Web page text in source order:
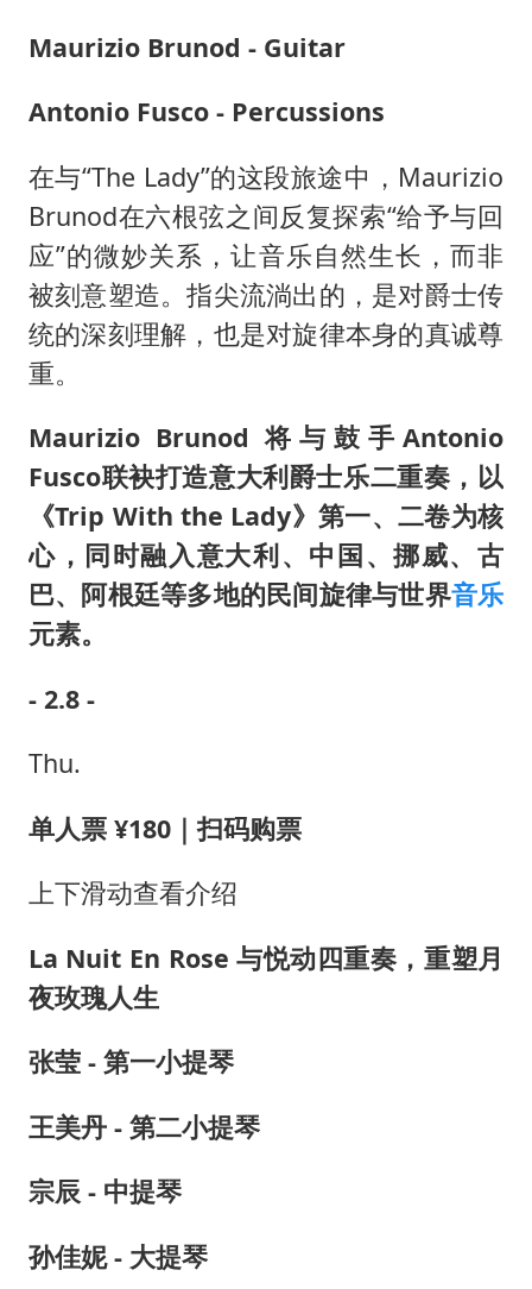
奋进开新局 实干挑大梁
Maurizio Brunod - Guitar
Antonio Fusco - Percussions
在与“The Lady”的这段旅途中，Maurizio
Brunod在六根弦之间反复探索“给予与回
应”的微妙关系，让音乐自然生长，而非
被刻意塑造。指尖流淌出的，是对爵士传
统的深刻理解，也是对旋律本身的真诚尊
重。
Maurizio Brunod 将与鼓手Antonio
Fusco联袂打造意大利爵士乐二重奏，以
《Trip With the Lady》第一、二卷为核
心，同时融入意大利、中国、挪威、古
巴、阿根廷等多地的民间旋律与世界音乐
元素。
- 2.8 -
Thu.
单人票 ¥180｜扫码购票
上下滑动查看介绍
La Nuit En Rose 与悦动四重奏，重塑月
夜玫瑰人生
张莹 - 第一小提琴
王美丹 - 第二小提琴
宗辰 - 中提琴
孙佳妮 - 大提琴